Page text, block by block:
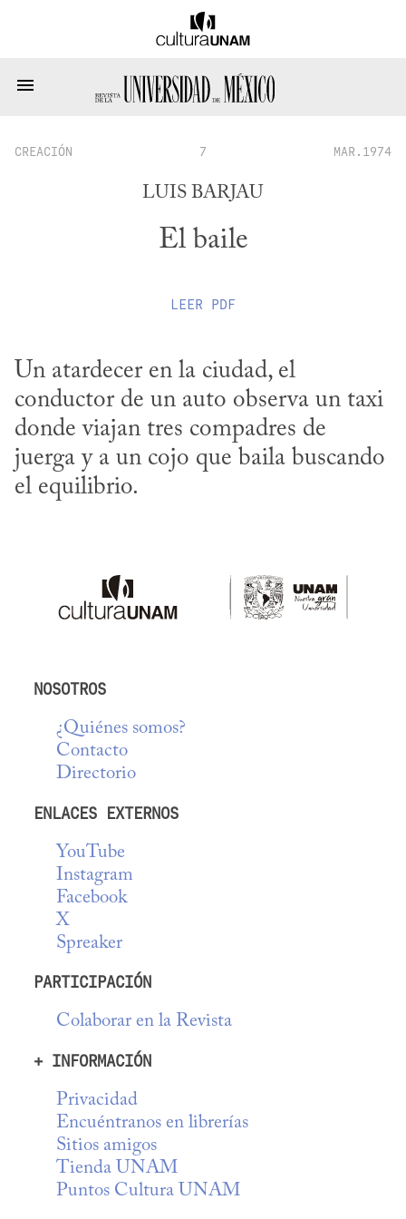
CREACIÓN 7 MAR.1974
LUIS BARJAU
El baile
LEER PDF
Un atardecer en la ciudad, el
conductor de un auto observa un taxi
donde viajan tres compadres de
juerga y a un cojo que baila buscando
el equilibrio.
NOSOTROS
¿Quiénes somos?
Contacto
Directorio
ENLACES EXTERNOS
YouTube
Instagram
Facebook
X
Spreaker
PARTICIPACIÓN
Colaborar en la Revista
+ INFORMACIÓN
Privacidad
Encuéntranos en librerías
Sitios amigos
Tienda UNAM
Puntos Cultura UNAM